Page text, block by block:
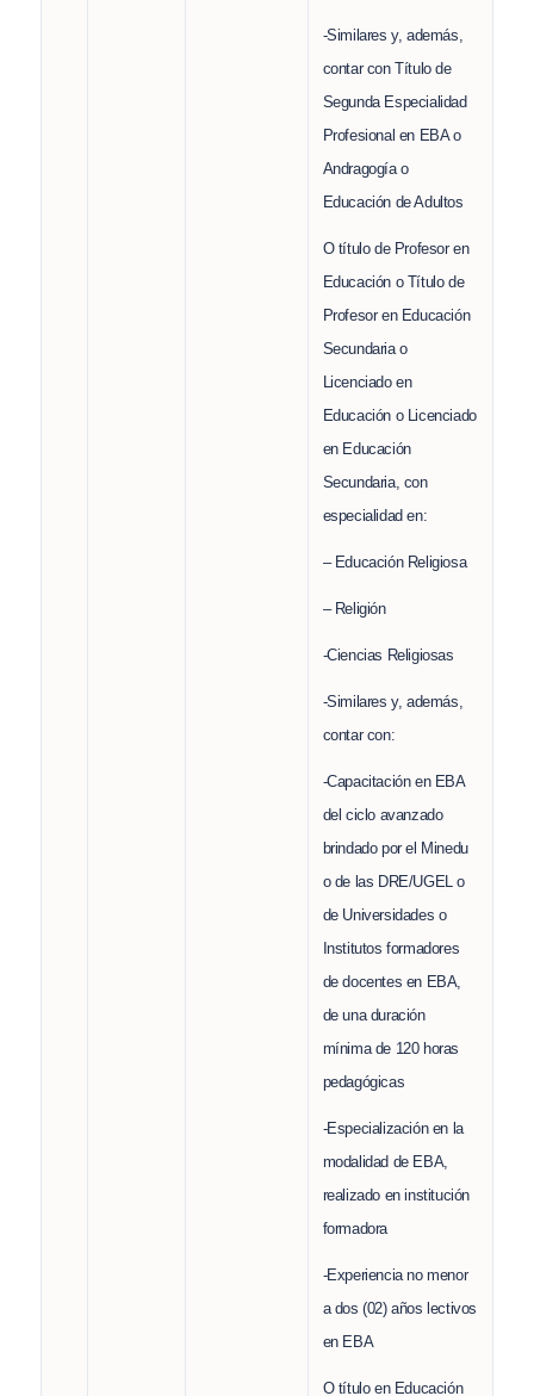
-Similares y, además,
contar con Título de
Segunda Especialidad
Profesional en EBA o
Andragogía o
Educación de Adultos
O título de Profesor en
Educación o Título de
Profesor en Educación
Secundaria o
Licenciado en
Educación o Licenciado
en Educación
Secundaria, con
especialidad en:
– Educación Religiosa
– Religión
-Ciencias Religiosas
-Similares y, además,
contar con:
-Capacitación en EBA
del ciclo avanzado
brindado por el Minedu
o de las DRE/UGEL o
de Universidades o
Institutos formadores
de docentes en EBA,
de una duración
mínima de 120 horas
pedagógicas
-Especialización en la
modalidad de EBA,
realizado en institución
formadora
-Experiencia no menor
a dos (02) años lectivos
en EBA
O título en Educación